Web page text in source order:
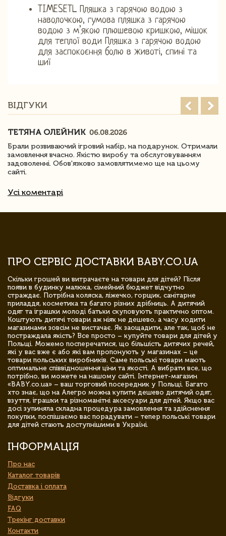
TIMESETL Пляшка з гарячою водою з
наволочкою, гумова пляшка з гарячою
водою з м’якою плюшевою кришкою, мішок
для теплої води Пляшка з гарячою водою
для заспокоєння болю в животі, спині та
шиї
ВІДГУКИ
ТЕТЯНА ОЛЕЙНИК 06.08.2026
Брали розвиваючий ігровий набір, на подарунок. Отримали
замовлення вчасно. Якістю виробу та обслуговуванням
задоволенні. Обов'язково замовлятимемо ще на цьому
сайті.
Усі коментарі
ПРО СЕРВІС ДОСТАВКИ BABY.CO.UA
Скільки грошей ви витрачаєте на товари для дітей? Після
появи в будинку малюка, сімейний бюджет відчутно
страждає. Потрібна коляска, ліжечко, горщик, санітарне
приладдя, косметика та багато різних дрібниць. А дитячий
одяг та іграшки молоді батьки скуповують практично оптом.
Коштують дитячі товари аж ніяк не дешево, а часу ходити
магазинами зовсім не вистачає. Як заощадити, але так, щоб не
постраждала якість? Все просто – купуйте товари для дітей у
Польщі. Можемо посперечатися, що більшість дитячих речей,
які у вас вже є або які вам пропонують у магазинах – це
товари польських виробників. Саме польські товари мають
оптимальне співвідношення ціни та якості. А вибрати все, що
потрібно, ви можете на нашому сайті. Інтернет-магазин
«BABY.co.ua» – ваш торговий посередник у Польщі. Багато
хто знає, що на Алегро можна купити дешево дитячий одяг,
взуття, іграшки та різноманітні аксесуари для дітей. Якщо вас
досі зупиняла складна процедура замовлення та здійснення
покупки, поспішаємо вас порадувати – тепер польські товари
для дітей стають доступнішими в Україні.
ІНФОРМАЦІЯ
Про нас
Каталог товарів
Доставка і оплата
Відгуки
FAQ
Трекінг доставки
Контакти